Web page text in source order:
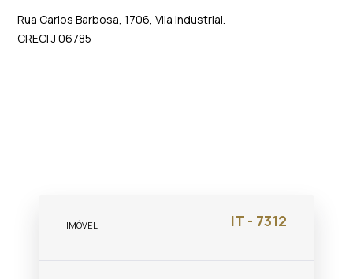
Rua Carlos Barbosa, 1706, Vila Industrial.
CRECI J 06785
IMÓVEL IT - 7312